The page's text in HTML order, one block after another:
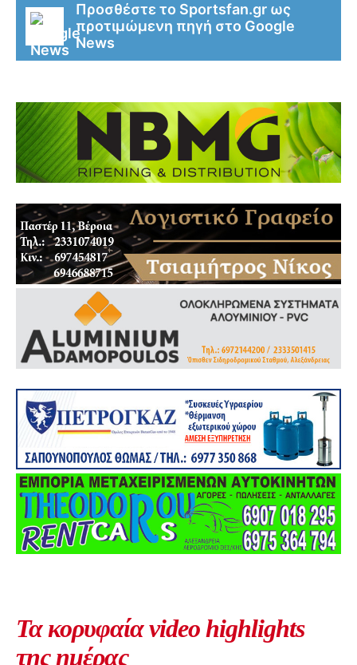
Προσθέστε το Sportsfan.gr ως
προτιμώμενη πηγή στο Google
News
Τα κορυφαία video highlights
της ημέρας